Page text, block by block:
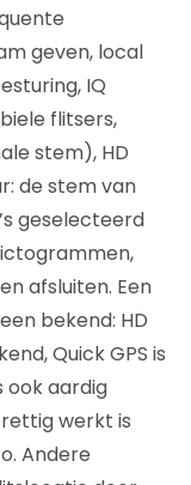
geven, local
IQ
flitsers,
stem), HD
de stem van
geselecteerd
afsluiten. Een
bekend: HD
Quick GPS is
ook aardig
werkt is
Andere